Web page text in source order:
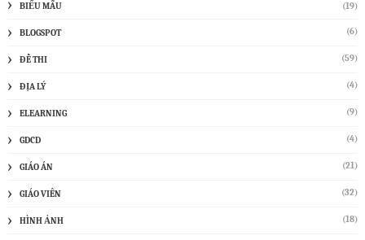
BIỂU MẪU (19)
BLOGSPOT (6)
ĐỀ THI (59)
ĐỊA LÝ (4)
ELEARNING (9)
GDCD (4)
GIÁO ÁN (21)
GIÁO VIÊN (32)
HÌNH ẢNH (18)